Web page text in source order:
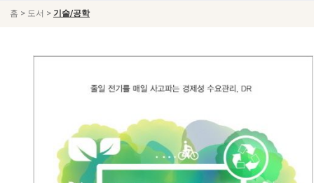
홈 > 도서 > 기술/공학